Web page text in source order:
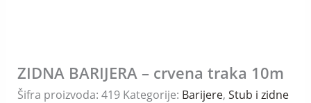
ZIDNA BARIJERA – crvena traka 10m
Šifra proizvoda: 419 Kategorije: Barijere, Stub i zidne
ZIDNA
BARIJERA